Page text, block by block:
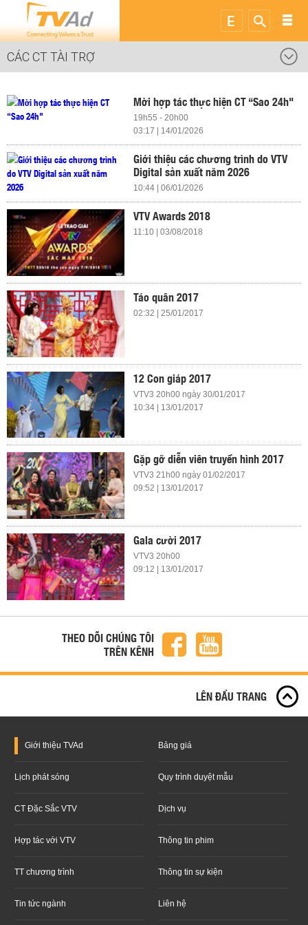
CÁC CT TÀI TRỢ
Mời hợp tác thực hiện CT “Sao 24h"
19h55 - 20h00
03:17 | 14/01/2026
Giới thiệu các chương trình do VTV
Digital sản xuất năm 2026
10:44 | 06/01/2026
VTV Awards 2018
11:10 | 03/08/2018
Táo quân 2017
02:32 | 25/01/2017
12 Con giáp 2017
VTV3 20h00 ngày 30/01/2017
10:34 | 13/01/2017
Gặp gỡ diễn viên truyền hình 2017
VTV3 21h00 ngày 01/02/2017
09:52 | 13/01/2017
Gala cười 2017
VTV3 20h00
09:12 | 13/01/2017
THEO DÕI CHÚNG TÔI
TRÊN KÊNH
LÊN ĐẦU TRANG
Giới thiệu TVAd Bảng giá
Lịch phát sóng Quy trình duyệt mẫu
CT Đặc Sắc VTV Dịch vụ
Hợp tác với VTV Thông tin phim
TT chương trình Thông tin sự kiện
Tin tức ngành Liên hệ